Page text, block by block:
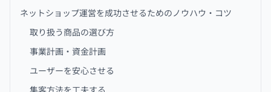
ネットショップ運営を成功させるためのノウハウ・コツ
取り扱う商品の選び方
事業計画・資金計画
ユーザーを安心させる
集客方法を工夫する